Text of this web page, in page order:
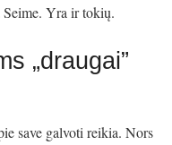
Seime. Yra ir tokių.
„draugai”
save galvoti reikia. Nors